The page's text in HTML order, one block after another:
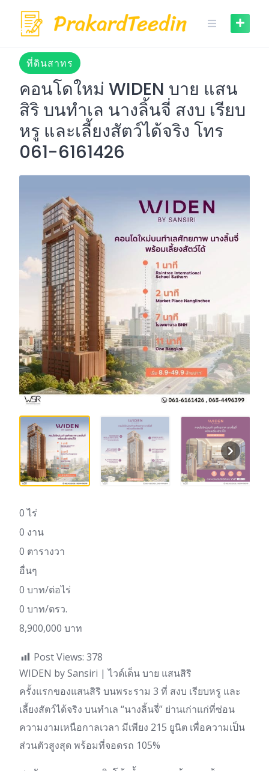
content
ที่ดินสาทร
คอนโดใหม่ WIDEN บาย แสน
สิริ บนทำเล นางลิ้นจี่ สงบ เรียบ
หรู และเลี้ยงสัตว์ได้จริง โทร
061-6161426
0 ไร่
0 งาน
0 ตารางวา
อื่นๆ
0 บาท/ต่อไร่
0 บาท/ตรว.
8,900,000 บาท
Post Views: 378
WIDEN by Sansiri | ไวด์เด็น บาย แสนสิริ
ครั้งแรกของแสนสิริ บนพระราม 3 ที่ สงบ เรียบหรู และ
เลี้ยงสัตว์ได้จริง บนทำเล “นางลิ้นจี่” ย่านเก่าแก่ที่ซ่อน
ความงามเหนือกาลเวลา มีเพียง 215 ยูนิต เพื่อความเป็น
ส่วนตัวสูงสุด พร้อมที่จอดรถ 105%